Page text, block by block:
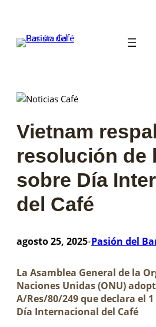
contenido
Vietnam
resolución de
sobre Día
del Café
agosto 25, 2025•Pasión del
La Asamblea General de la
Naciones Unidas (ONU)
A/Res/80/249 que declara el
Día Internacional del Café